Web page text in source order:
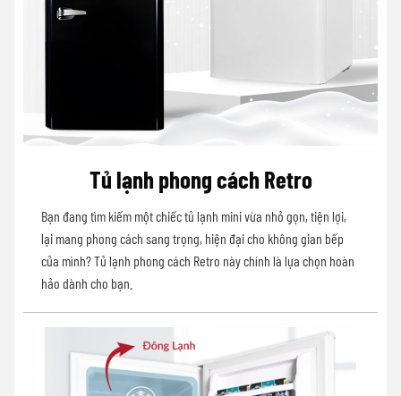
Tủ lạnh phong cách Retro
Bạn đang tìm kiếm một chiếc tủ lạnh mini vừa nhỏ gọn, tiện lợi,
lại mang phong cách sang trọng, hiện đại cho không gian bếp
của mình? Tủ lạnh phong cách Retro này chính là lựa chọn hoàn
hảo dành cho bạn.